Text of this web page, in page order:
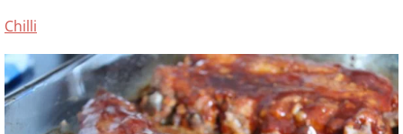
Chilli